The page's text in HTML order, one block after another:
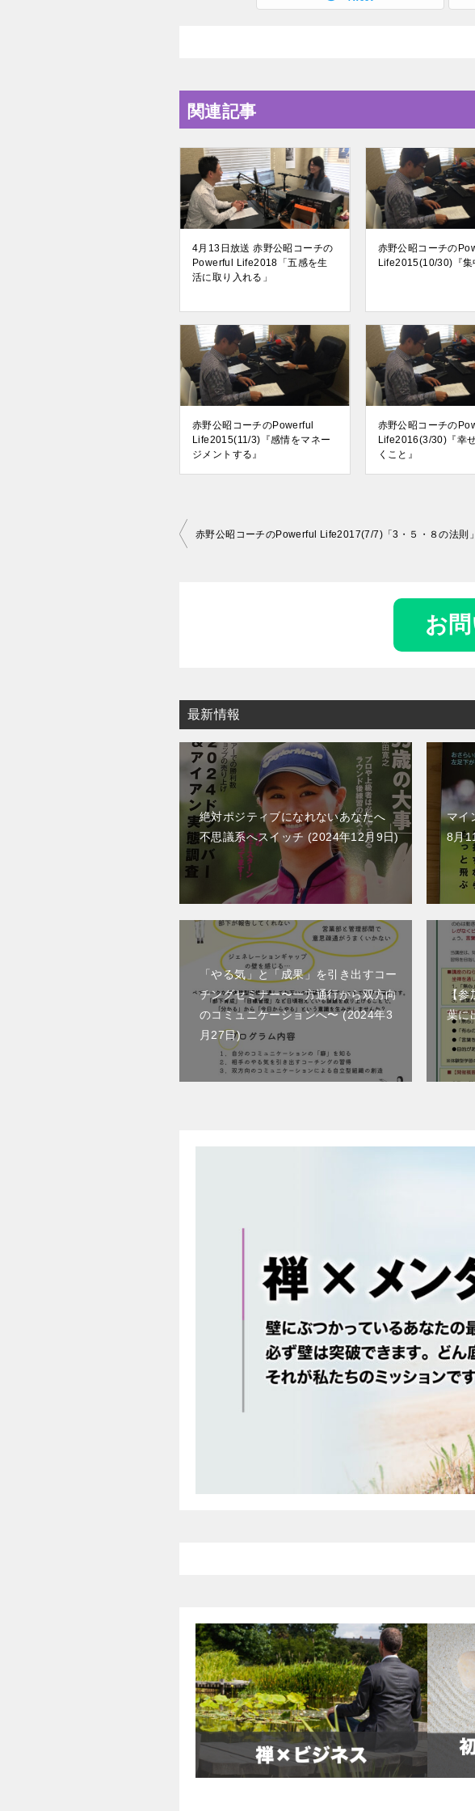
関連記事
4月13日放送 赤野公昭コーチの
Powerful Life2018「五感を生
活に取り入れる」
赤野公昭コーチの
Life2015(10/30)『集
赤野公昭コーチのPowerful
Life2015(11/3)『感情をマネー
ジメントする』
赤野公昭コーチの
Life2016(3/30)『幸
くこと』
投
ョ
ン
赤野公昭コーチのPowerful Life2017(7/7)「3・５・８の法則」
お
最新情報
絶対ポジティブになれないあなたへ
不思議系へスイッチ
2024年12月9日
マイ
8月
「やる気」と「成果」を引き出すコー
チングセミナー〜一方通行から双方向
のコミュニケーションへ〜
2024年3
月27日
【
葉に